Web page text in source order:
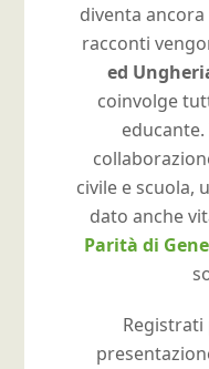
diventa
racconti
ed
coinvolge
civile e scuola,
dato anche
Parità di